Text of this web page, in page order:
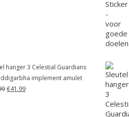
hanger 3 Celestial Guardians
implement amulet
Oorspronkelijke
€41.99Huidige